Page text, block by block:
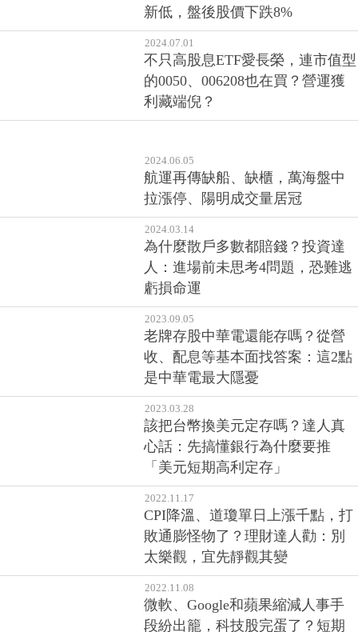
新低，盤後股價下跌8%
2024.07.01
不只高股息ETF愛長榮，連市值型
的0050、006208也在買？營運獲
利藏端倪？
2024.06.05
航運再傳缺船、缺櫃，萬海盤中
拉漲停、陽明成交量居冠
2024.03.14
為什麼散戶多數都賠錢？投資達
人：進場前未思考4問題，恐難逃
虧損命運
2023.09.05
老牌存股中華電還能存嗎？從營
收、配息等基本面找答案：這2點
是中華電最大隱憂
2023.03.28
該把台幣換美元定存嗎？達人真
心話：先搞懂銀行為什麼要推
「美元短期高利定存」
2022.11.17
CPI降溫、道瓊單日上漲千點，打
敗通膨怪物了？理財達人勸：別
太樂觀，宜先靜觀其變
2022.11.08
微軟、Google和蘋果縮減人事手
段紛出籠，科技股完蛋了？短期